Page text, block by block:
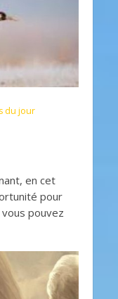
du jour
en cet
pour
pouvez